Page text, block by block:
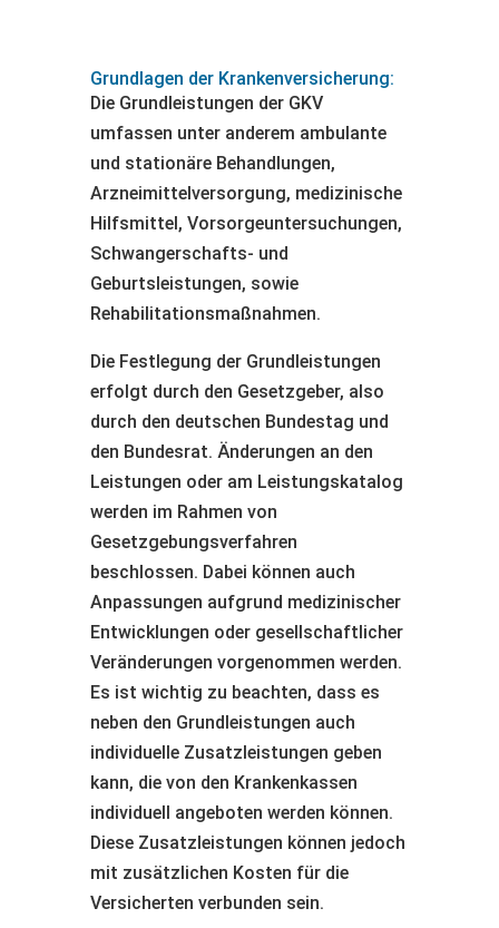
Grundlagen der Krankenversicherung:
Die Grundleistungen der GKV
umfassen unter anderem ambulante
und stationäre Behandlungen,
Arzneimittelversorgung, medizinische
Hilfsmittel, Vorsorgeuntersuchungen,
Schwangerschafts- und
Geburtsleistungen, sowie
Rehabilitationsmaßnahmen.
Die Festlegung der Grundleistungen
erfolgt durch den Gesetzgeber, also
durch den deutschen Bundestag und
den Bundesrat. Änderungen an den
Leistungen oder am Leistungskatalog
werden im Rahmen von
Gesetzgebungsverfahren
beschlossen. Dabei können auch
Anpassungen aufgrund medizinischer
Entwicklungen oder gesellschaftlicher
Veränderungen vorgenommen werden.
Es ist wichtig zu beachten, dass es
neben den Grundleistungen auch
individuelle Zusatzleistungen geben
kann, die von den Krankenkassen
individuell angeboten werden können.
Diese Zusatzleistungen können jedoch
mit zusätzlichen Kosten für die
Versicherten verbunden sein.